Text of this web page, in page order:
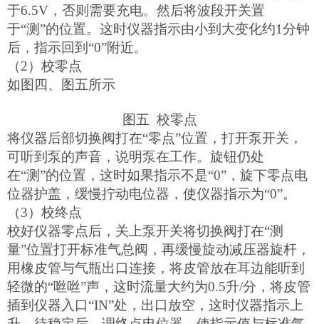
于6.5V，否则需要充电。然后将波段开关置
于“测”的位置。这时仪器指示由小到大变化约1分钟
后，指示回到“0”附近。
（2）校零点
如图四、图五所示
图五 校零点
将仪器后部切换阀打在“零点”位置，打开泵开关，
可听到泵的声音，说明泵在工作。旋钮仍处
在“测”的位置，这时如果指示不是“0”，旋下零点电
位器护盖，缓慢拧动电位器，使仪器指示为“0”。
（3）校终点
校好仪器零点后，关上泵开关将切换阀打在“测
量”位置打开标准气总阀，再缓慢旋动减压器旋杆，
用橡皮管与气瓶出口连接，将皮管放在耳边能听到
轻微的“咝咝”声，这时流量大约为0.5升/分，将皮管
插到仪器入口“IN”处，出口放空，这时仪器指示上